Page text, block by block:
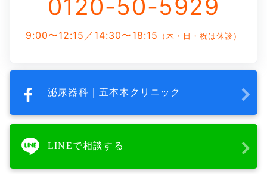
0120-50-5929
9:00〜12:15／14:30〜18:15 （木・日・祝は休診）
泌尿器科｜五本木クリニック
LINEで相談する